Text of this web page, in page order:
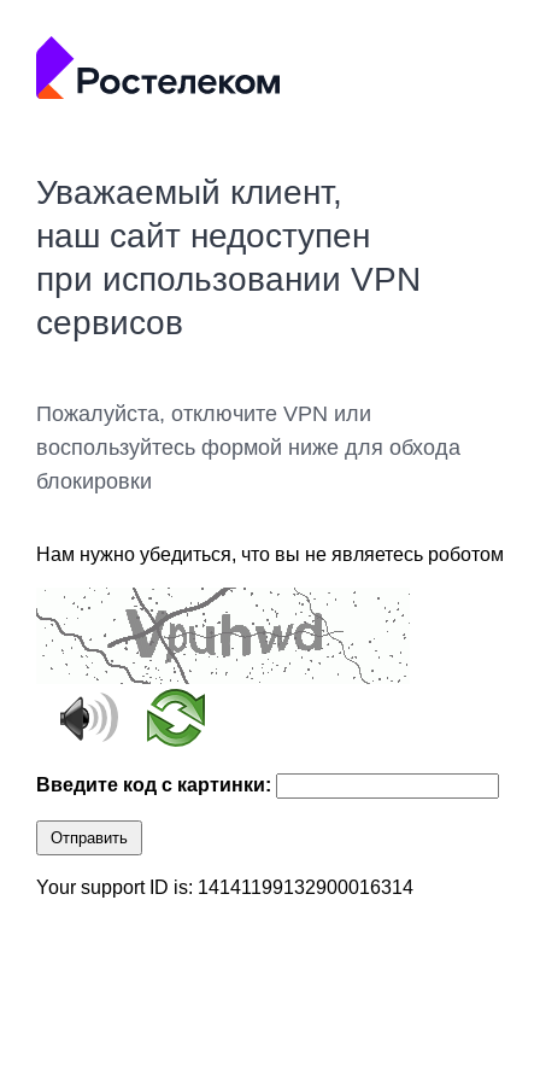
Уважаемый клиент,
наш сайт недоступен
при использовании VPN
сервисов
Пожалуйста, отключите VPN или
воспользуйтесь формой ниже для обхода
блокировки
Нам нужно убедиться, что вы не являетесь роботом
Введите код с картинки:
Отправить
Your support ID is: 14141199132900016314